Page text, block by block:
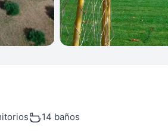
14 baños